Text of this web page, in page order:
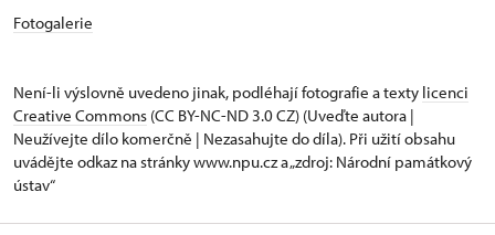
Fotogalerie
Není-li výslovně uvedeno jinak, podléhají fotografie a texty licenci
Creative Commons (CC BY-NC-ND 3.0 CZ) (Uveďte autora |
Neužívejte dílo komerčně | Nezasahujte do díla). Při užití obsahu
uvádějte odkaz na stránky www.npu.cz a „zdroj: Národní památkový
ústav“